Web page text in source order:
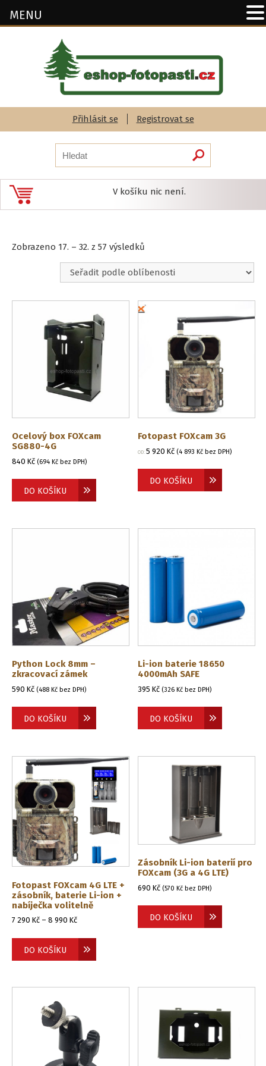
Přihlásit se Registrovat se
V košíku nic není.
Zobrazeno 17. – 32. z 57 výsledků
oblíbenosti
Ocelový box FOXcam
SG880-4G
840 Kč (694 Kč bez DPH)
DO KOŠÍKU
Fotopast FOXcam 3G
OD:5 920Kč (4 893Kč bez DPH)
DO KOŠÍKU
Python Lock 8mm –
zkracovací zámek
590 Kč (488 Kč bez DPH)
DO KOŠÍKU
Li-ion baterie 18650
4000mAh SAFE
395Kč (326Kč bez DPH)
DO KOŠÍKU
Fotopast FOXcam 4G LTE +
zásobník, baterie Li-ion +
nabíječka volitelně
7 290 Kč – 8 990 KčRozpětí
7
290 Kč
až
DO KOŠÍKU
má
variant.
na
stránce
Zásobník Li-ion baterií pro
FOXcam (3G a 4G LTE)
690Kč (570Kč bez DPH)
DO KOŠÍKU
MENU